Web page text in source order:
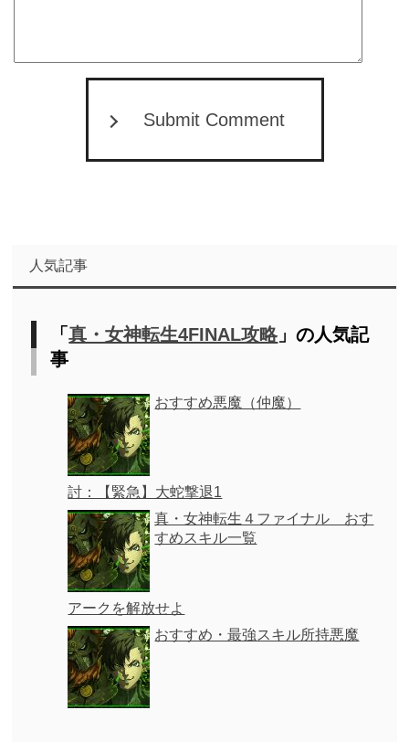
Submit Comment
人気記事
「真・女神転生4FINAL攻略」の人気記
事
おすすめ悪魔（仲魔）
討：【緊急】大蛇撃退1
真・女神転生４ファイナル おす
すめスキル一覧
アークを解放せよ
おすすめ・最強スキル所持悪魔